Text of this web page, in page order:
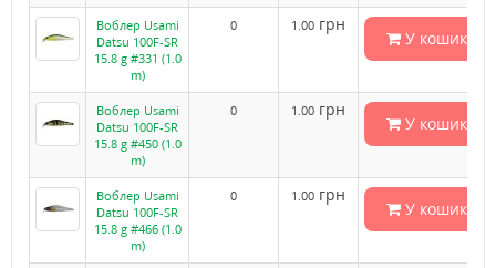
Воблер Usami
Datsu 100F-SR
15.8 g #331 (1.0
m)
0 1.00 грн
У кошик
Воблер Usami
Datsu 100F-SR
15.8 g #450 (1.0
m)
0 1.00 грн
У кошик
Воблер Usami
Datsu 100F-SR
15.8 g #466 (1.0
m)
0 1.00 грн
У кошик